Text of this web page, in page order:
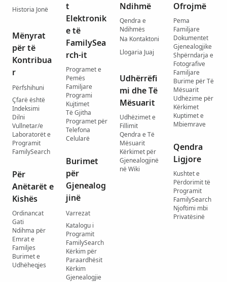
Historia Jonë
Mënyrat
për të
Kontribua
r
Përfshihuni
Çfarë është
Indeksimi
Dilni
Vullnetar/e
Laboratorët e
Programit
FamilySearch
Për
Anëtarët e
Kishës
Ordinancat
Gati
Ndihma për
Emrat e
Familjes
Burimet e
Udhëheqjes
t
Elektronik
e të
FamilySea
rch-it
Programet e
Pemës
Familjare
Programi
Kujtimet
Të Gjitha
Programet për
Telefona
Celularë
Burimet
për
Gjenealog
jinë
Varrezat
Katalogu i
Programit
FamilySearch
Kërkim për
Paraardhësit
Kërkim
Gjenealogjie
Ndihmë
Qendra e
Ndihmës
Na Kontaktoni
Llogaria Juaj
Udhërrëfi
mi dhe Të
Mësuarit
Udhëzimet e
Fillimit
Qendra e Të
Mësuarit
Kërkimet për
Gjenealogjinë
në Wiki
Ofrojmë
Pema
Familjare
Dokumentet
Gjenealogjike
Shpërndarja e
Fotografive
Familjare
Burime për Të
Mësuarit
Udhëzime për
Kërkimet
Kuptimet e
Mbiemrave
Qendra
Ligjore
Kushtet e
Përdorimit të
Programit
FamilySearch
Njoftimi mbi
Privatësinë